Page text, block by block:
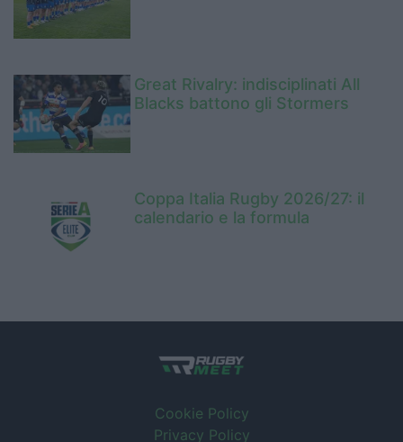
Great Rivalry: indisciplinati All
Blacks battono gli Stormers
Coppa Italia Rugby 2026/27: il
calendario e la formula
Cookie Policy
Privacy Policy